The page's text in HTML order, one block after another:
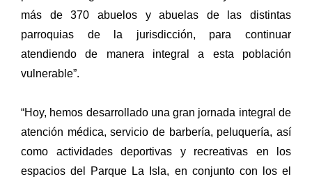
más de 370 abuelos y abuelas de las distintas
parroquias de la jurisdicción, para continuar
atendiendo de manera integral a esta población
vulnerable”.
“Hoy, hemos desarrollado una gran jornada integral de
atención médica, servicio de barbería, peluquería, así
como actividades deportivas y recreativas en los
espacios del Parque La Isla, en conjunto con los el